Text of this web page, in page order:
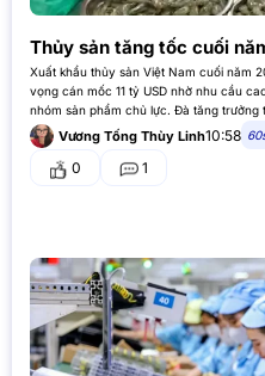
Thủy sản tăng tốc cuối
Xuất khẩu thủy sản Việt Nam cuối năm
vọng cán mốc 11 tỷ USD nhờ nhu cầu
nhóm sản phẩm chủ lực. Đà tăng trưởng
Vương Tống Thùy Linh10:58
0 1